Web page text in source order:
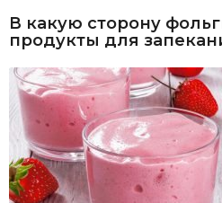
В какую сторону
продукты для